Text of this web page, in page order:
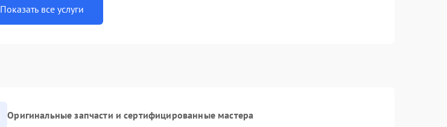
Показать все услуги
Оригинальные запчасти и сертифицированные мастера